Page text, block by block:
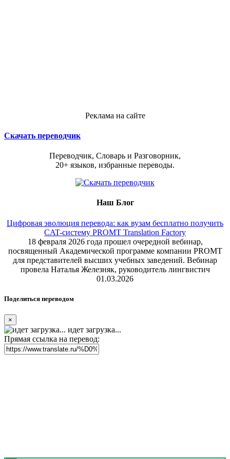
Реклама на сайте
Скачать переводчик
Переводчик, Словарь и Разговорник,
20+ языков, избранные переводы.
Наш Блог
Цифровая эволюция перевода: как вузам бесплатно получить
CAT-систему PROMT Translation Factory
18 февраля 2026 года прошел очередной вебинар,
посвященный Академической программе компании PROMT
для представителей высших учебных заведений. Вебинар
провела Наталья Железняк, руководитель лингвистич
01.03.2026
Поделиться переводом
×
идет загрузка...
Прямая ссылка на перевод: